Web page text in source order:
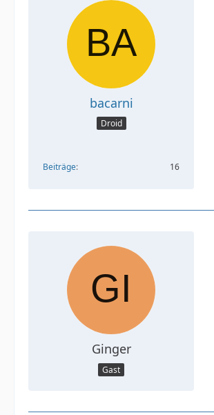
bacarni
Droid
Beiträge 16
Ginger
Gast